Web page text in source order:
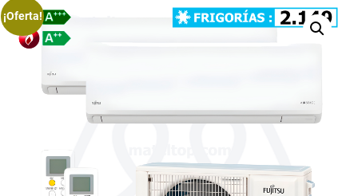
¡Oferta!